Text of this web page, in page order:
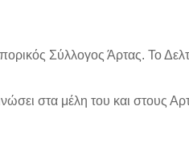
Σύλλογος Άρτας. Το
στα μέλη του και στους